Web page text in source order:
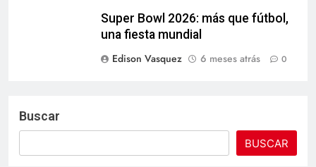
Super Bowl 2026: más que fútbol,
una fiesta mundial
Edison Vasquez
6 meses atrás 0
Buscar
BUSCAR